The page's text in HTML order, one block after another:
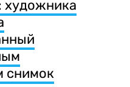
художника
снимок